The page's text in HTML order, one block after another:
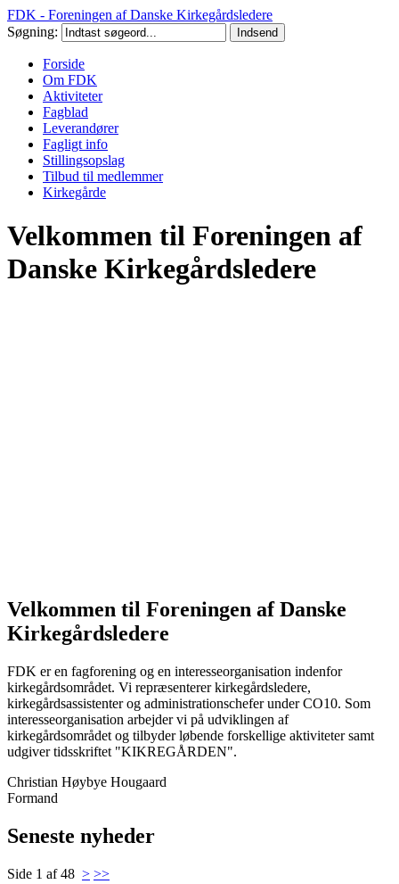
FDK - Foreningen af Danske Kirkegårdsledere
Søgning:
Forside
Om FDK
Aktiviteter
Fagblad
Leverandører
Fagligt info
Stillingsopslag
Tilbud til medlemmer
Kirkegårde
Velkommen til Foreningen af
Danske Kirkegårdsledere
Velkommen til Foreningen af Danske
Kirkegårdsledere
FDK er en fagforening og en interesseorganisation indenfor
kirkegårdsområdet. Vi repræsenterer kirkegårdsledere,
kirkegårdsassistenter og administrationschefer under CO10. Som
interesseorganisation arbejder vi på udviklingen af
kirkegårdsområdet og tilbyder løbende forskellige aktiviteter samt
udgiver tidsskriftet "KIKREGÅRDEN".
Christian Høybye Hougaard
Formand
Seneste nyheder
Side 1 af 48 > >>